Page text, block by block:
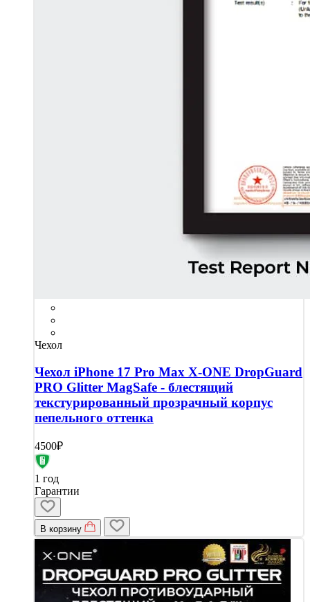
Чехол
Чехол iPhone 17 Pro Max X-ONE DropGuard
PRO Glitter MagSafe - блестящий
текстурированный прозрачный корпус
пепельного оттенка
4500₽
1 год
Гарантии
В корзину